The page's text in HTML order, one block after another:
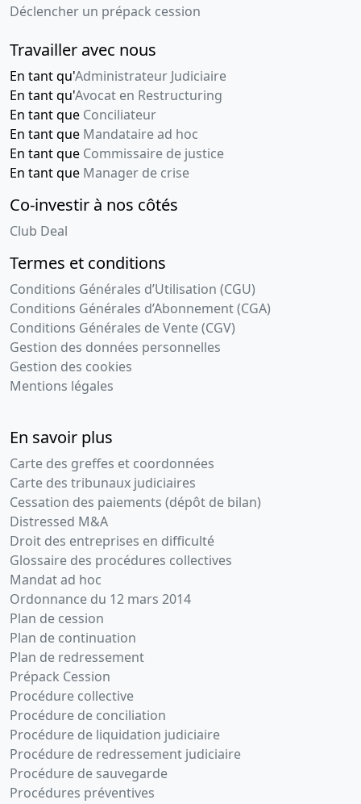
Déclencher un prépack cession
Travailler avec nous
En tant qu'Administrateur Judiciaire
En tant qu'Avocat en Restructuring
En tant que Conciliateur
En tant que Mandataire ad hoc
En tant que Commissaire de justice
En tant que Manager de crise
Co-investir à nos côtés
Club Deal
Termes et conditions
Conditions Générales d’Utilisation (CGU)
Conditions Générales d’Abonnement (CGA)
Conditions Générales de Vente (CGV)
Gestion des données personnelles
Gestion des cookies
Mentions légales
En savoir plus
Carte des greffes et coordonnées
Carte des tribunaux judiciaires
Cessation des paiements (dépôt de bilan)
Distressed M&A
Droit des entreprises en difficulté
Glossaire des procédures collectives
Mandat ad hoc
Ordonnance du 12 mars 2014
Plan de cession
Plan de continuation
Plan de redressement
Prépack Cession
Procédure collective
Procédure de conciliation
Procédure de liquidation judiciaire
Procédure de redressement judiciaire
Procédure de sauvegarde
Procédures préventives